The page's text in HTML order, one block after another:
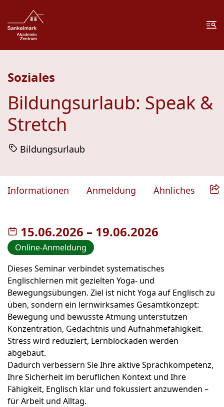
Zum Inhalt springen
Zur Fußzeile springen
Soziales
Bildungsurlaub: Speak &
Stretch
Bildungsurlaub
Informationen Anmeldung Ähnliches
15.06.2026 – bis
19.06.2026
Online-Anmeldung
Dieses Seminar verbindet systematisches
Englischlernen mit gezielten Yoga- und
Bewegungsübungen. Ziel ist nicht Yoga auf Englisch zu
üben, sondern ein lernwirksames Gesamtkonzept:
Bewegung und bewusste Atmung unterstützen
Konzentration, Gedächtnis und Aufnahmefähigkeit.
Stress wird reduziert, Lernblockaden werden
abgebaut.
Dadurch verbessern Sie Ihre aktive Sprachkompetenz,
Ihre Sicherheit im beruflichen Kontext und Ihre
Fähigkeit, Englisch klar und fokussiert anzuwenden –
für Arbeit und Alltag.